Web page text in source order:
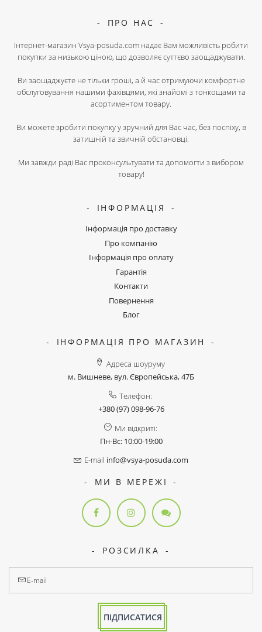
ПРО НАС
Інтернет-магазин Vsya-posuda.com надає Вам можливість робити
покупки за низькою ціною, що дозволяє суттєво заощаджувати.
Ви заощаджуєте не тільки гроші, а й час отримуючи комфортне
обслуговування нашими фахівцями, які знайомі з тонкощами та
асортиментом товару.
Ви можете зробити покупку у зручний для Вас час, без поспіху, в
затишній та звичній обстановці.
Ми завжди раді Вас проконсультувати та допомогти з вибором
товару!
ІНФОРМАЦІЯ
Інформація про доставку
Про компанію
Інформація про оплату
Гарантія
Контакти
Повернення
Блог
ІНФОРМАЦІЯ ПРО МАГАЗИН
Адреса шоуруму
м. Вишневе, вул. Європейська, 47Б
Телефон:
+380 (97) 098-96-76
Ми відкриті:
Пн-Вс: 10:00-19:00
E-mail info@vsya-posuda.com
МИ В МЕРЕЖІ
РОЗСИЛКА
ПІДПИСАТИСЯ